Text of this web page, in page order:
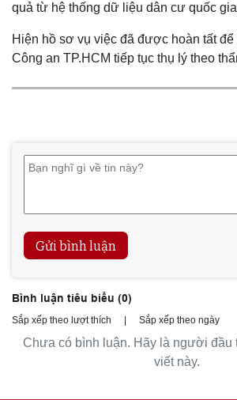
quả từ hệ thống dữ liệu dân cư quốc
Hiện hồ sơ vụ việc đã được hoàn tất
Công an TP.HCM tiếp tục thụ lý theo
Gửi bình luận
Bình luận tiêu biểu (0)
Sắp xếp theo lượt thích Sắp xếp theo ngày
Chưa có bình luận. Hãy là người đầu
viết này.